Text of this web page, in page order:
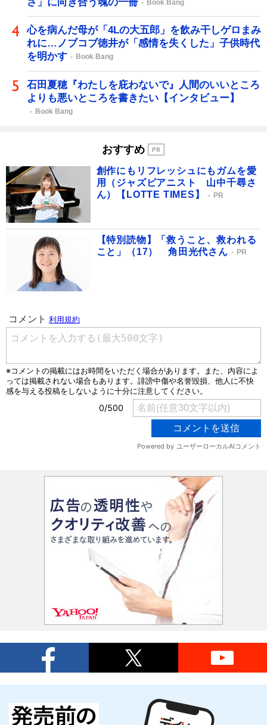
Book Bang
心を病んだ母が「4Lの大五郎」を飲み干しゲロまみ
れに…ノブコブ徳井が「感情を失くした」子供時代
を明かす
Book Bang
石田夏穂『わたしを庇わないで』人間のいいところ
よりも悪いところを書きたい【インタビュー】
Book Bang
おすすめ
創作にもリフレッシュにもガムを愛
用（ジャズピアニスト 山中千尋さ
ん）【LOTTE TIMES】
PR
【特別読物】「救うこと、救われる
こと」（17） 角田光代さん
PR